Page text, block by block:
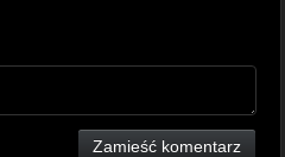
Zamieść komentarz